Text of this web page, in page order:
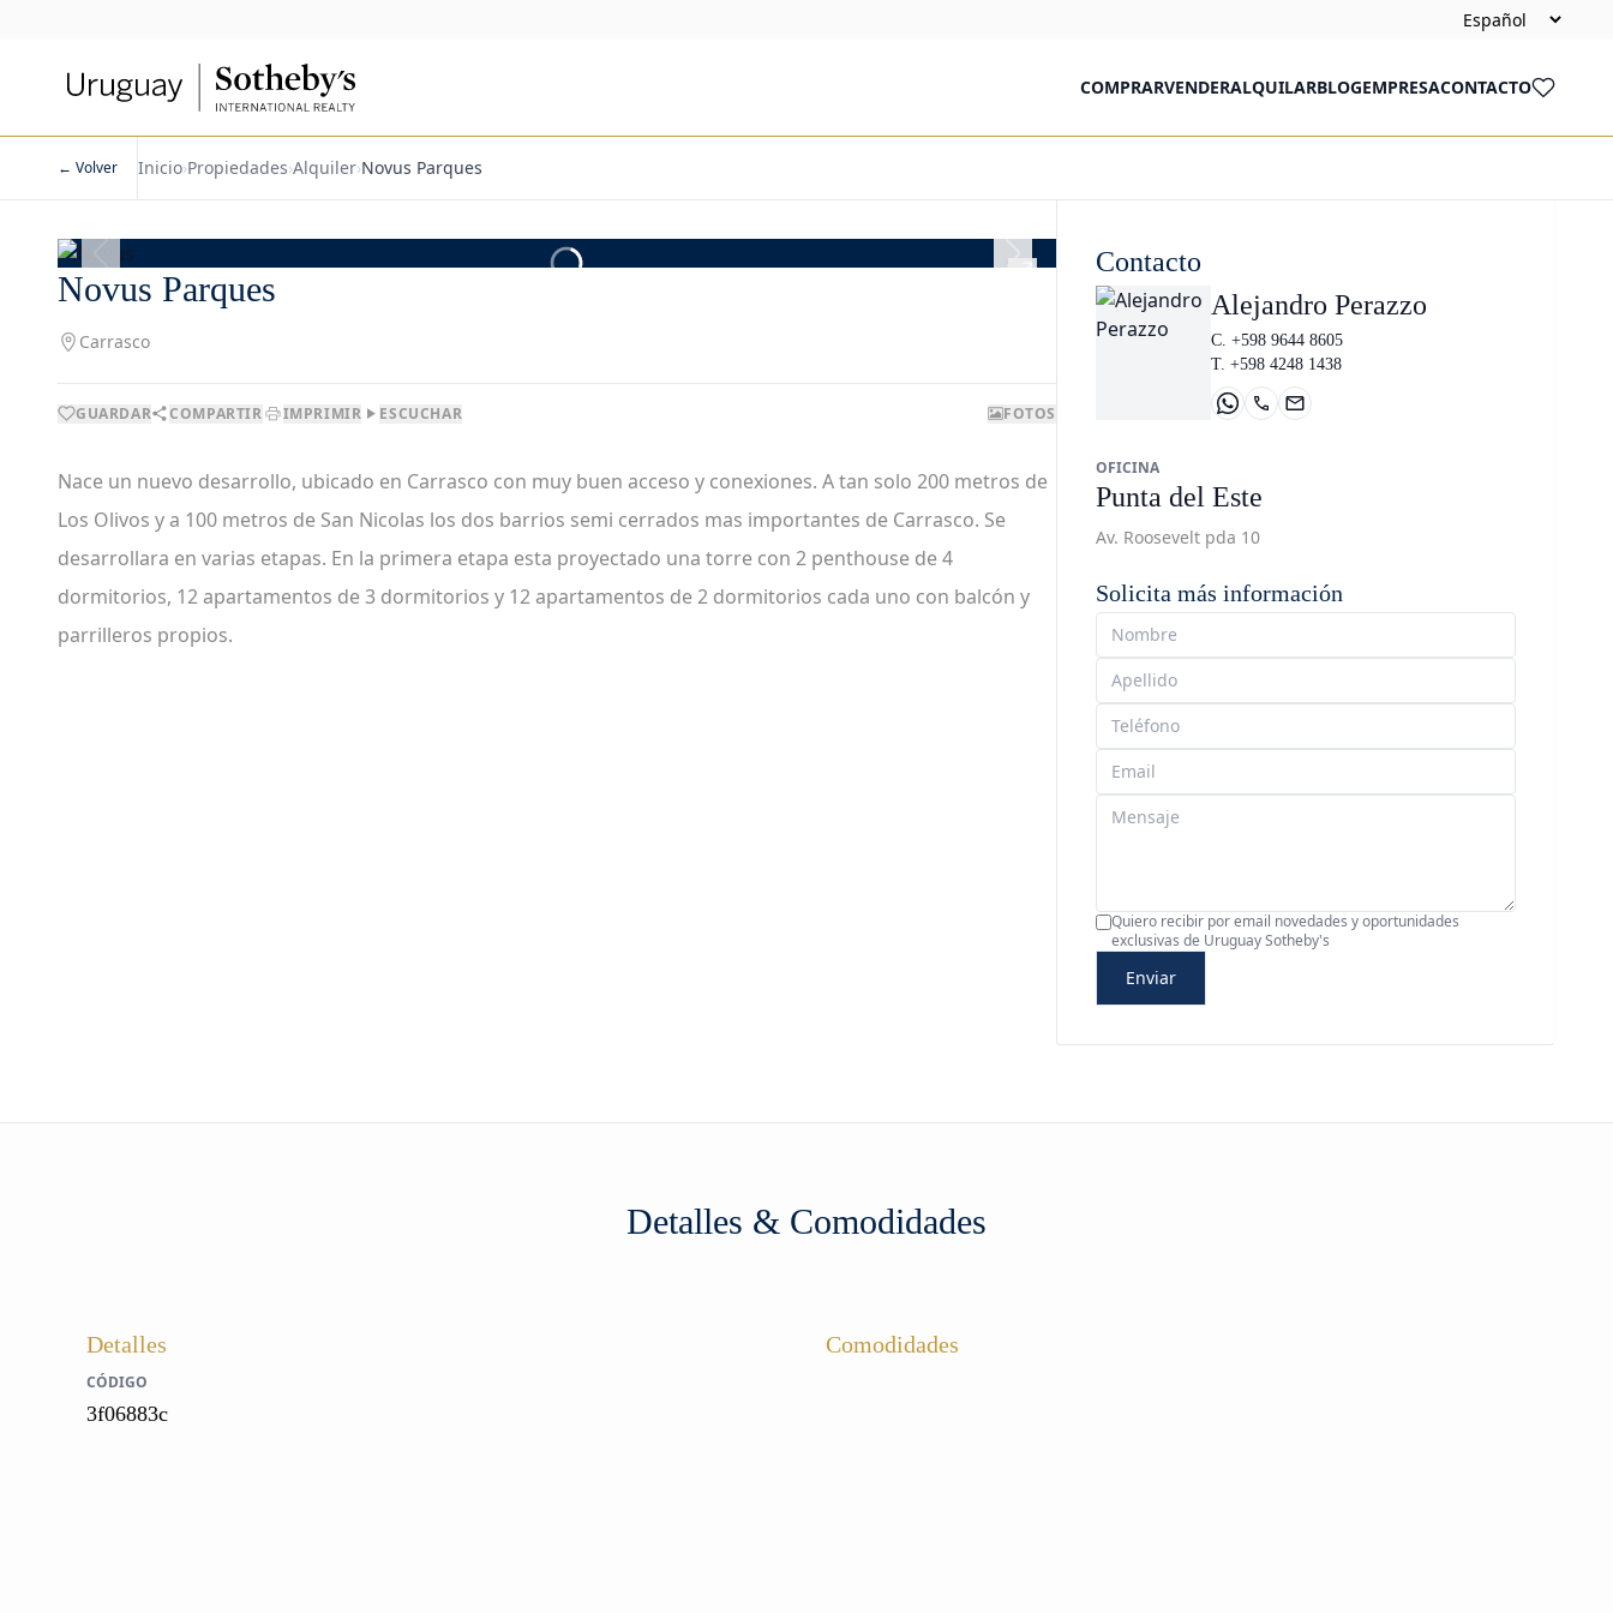
COMPRARVENDERALQUILARBLOGEMPRESACONTACTO
← Volver Inicio›Propiedades›Alquiler›Novus Parques
Novus Parques
Carrasco
GUARDAR COMPARTIR IMPRIMIR ESCUCHAR FOTOS
Nace un nuevo desarrollo, ubicado en Carrasco con muy buen acceso y conexiones. A tan solo 200 metros de
Los Olivos y a 100 metros de San Nicolas los dos barrios semi cerrados mas importantes de Carrasco. Se
desarrollara en varias etapas. En la primera etapa esta proyectado una torre con 2 penthouse de 4
dormitorios, 12 apartamentos de 3 dormitorios y 12 apartamentos de 2 dormitorios cada uno con balcón y
parrilleros propios.
Contacto
Alejandro Perazzo
C. +598 9644 8605
T. +598 4248 1438
OFICINA
Punta del Este
Av. Roosevelt pda 10
Solicita más información
Quiero recibir por email novedades y oportunidades
exclusivas de Uruguay Sotheby's
Enviar
Detalles & Comodidades
Detalles
CÓDIGO
3f06883c
Comodidades